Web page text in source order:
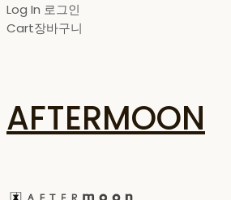
Log In 로그인
Cart장바구니
AFTERMOON